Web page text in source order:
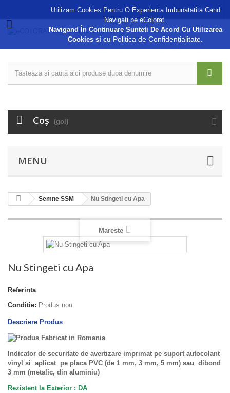
Autentificare
Coş (gol)
MENU
Semne SSM Nu Stingeti cu Apa
Mareste
Nu Stingeti cu Apa
Referinta
Conditie: Produs nou
Descriere Produs
Indicator de securitate de avertizare imprimat pe suport autocolant
vinyl si aplicat pe placa PVC (de 1 mm, 3 mm, 5 mm) sau dibond
3 mm (metalic, din aluminiu)
Rezistent la Exterior : DA
Utilizam Cookies Pentru O Experienta Imbunatatita Cand
Navigati pe eColorat.
Navigand În Continuare Sunteti De Acord Cu Utilizarea
Cookies si cu Politica de Confidențialitate.